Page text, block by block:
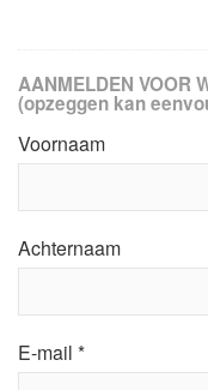
AANMELDEN VOOR
(opzeggen kan
Voornaam
Achternaam
E-mail *